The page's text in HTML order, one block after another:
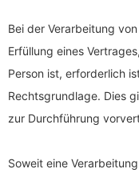
Bei der Verarbeitung
Erfüllung eines
Person ist, erforderlich
Rechtsgrundlage. Dies
zur Durchführung
Soweit eine